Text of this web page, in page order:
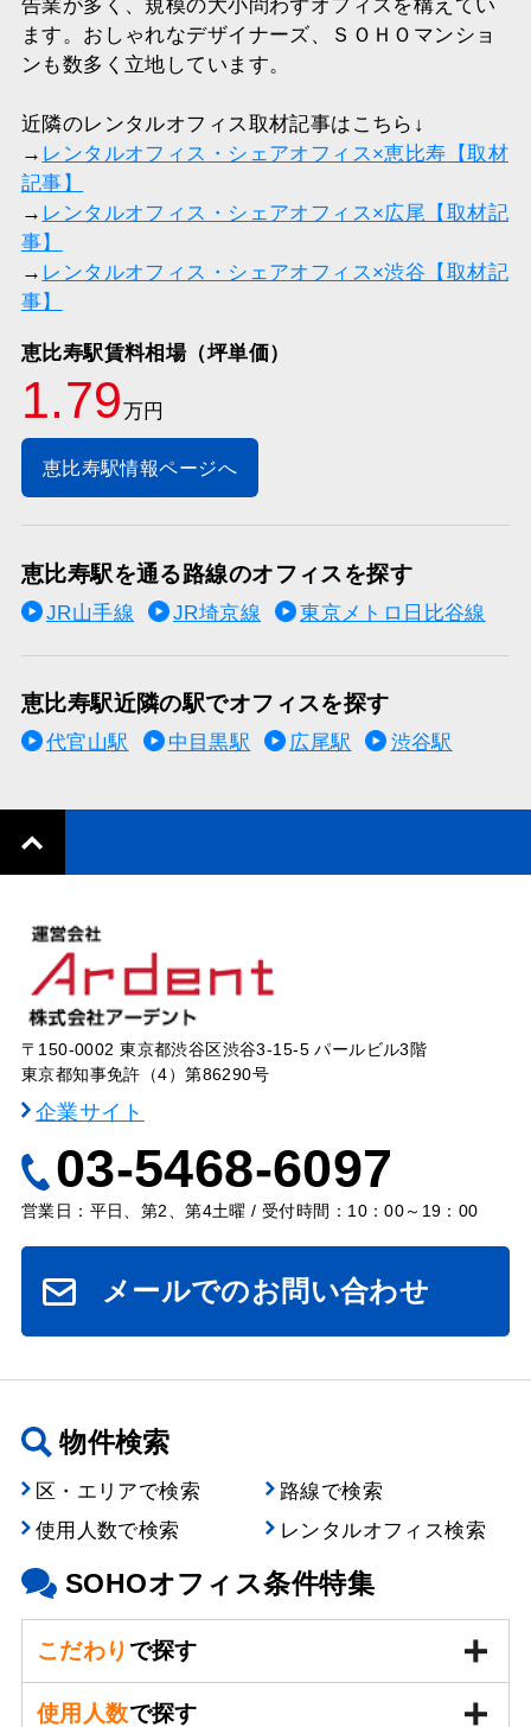
告業が多く、規模の大小問わずオフィスを構えてい
ます。おしゃれなデザイナーズ、ＳＯＨＯマンショ
ンも数多く立地しています。
近隣のレンタルオフィス取材記事はこちら↓
→ レンタルオフィス・シェアオフィス×恵比寿【取材
記事】
→ レンタルオフィス・シェアオフィス×広尾【取材記
事】
→ レンタルオフィス・シェアオフィス×渋谷【取材記
事】
恵比寿駅賃料相場（坪単価）
1.79万円
恵比寿駅情報ページへ
恵比寿駅を通る路線のオフィスを探す
JR山手線 JR埼京線 東京メトロ日比谷線
恵比寿駅近隣の駅でオフィスを探す
代官山駅 中目黒駅 広尾駅 渋谷駅
〒150-0002 東京都渋谷区渋谷3-15-5 パールビル3階
東京都知事免許（4）第86290号
企業サイト
03-5468-6097
営業日：平日、第2、第4土曜 / 受付時間：10：00～19：00
メールでのお問い合わせ
物件検索
区・エリアで検索
路線で検索
使用人数で検索
レンタルオフィス検索
SOHOオフィス条件特集
こだわり で探す
使用人数で探す